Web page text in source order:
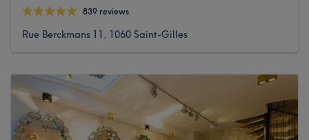
839 reviews
Rue Berckmans 11, 1060 Saint-Gilles